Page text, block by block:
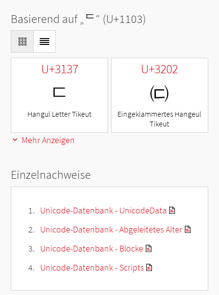
Basierend auf „ᄃ“ (U+1103)
U+3137
ㄷ
Hangul Letter Tikeut
U+3202
㈂
Eingeklammertes Hangeul
Tikeut
Mehr Anzeigen
Einzelnachweise
Unicode-Datenbank - UnicodeData
Unicode-Datenbank - Abgeleitetes Alter
Unicode-Datenbank - Blöcke
Unicode-Datenbank - Scripts